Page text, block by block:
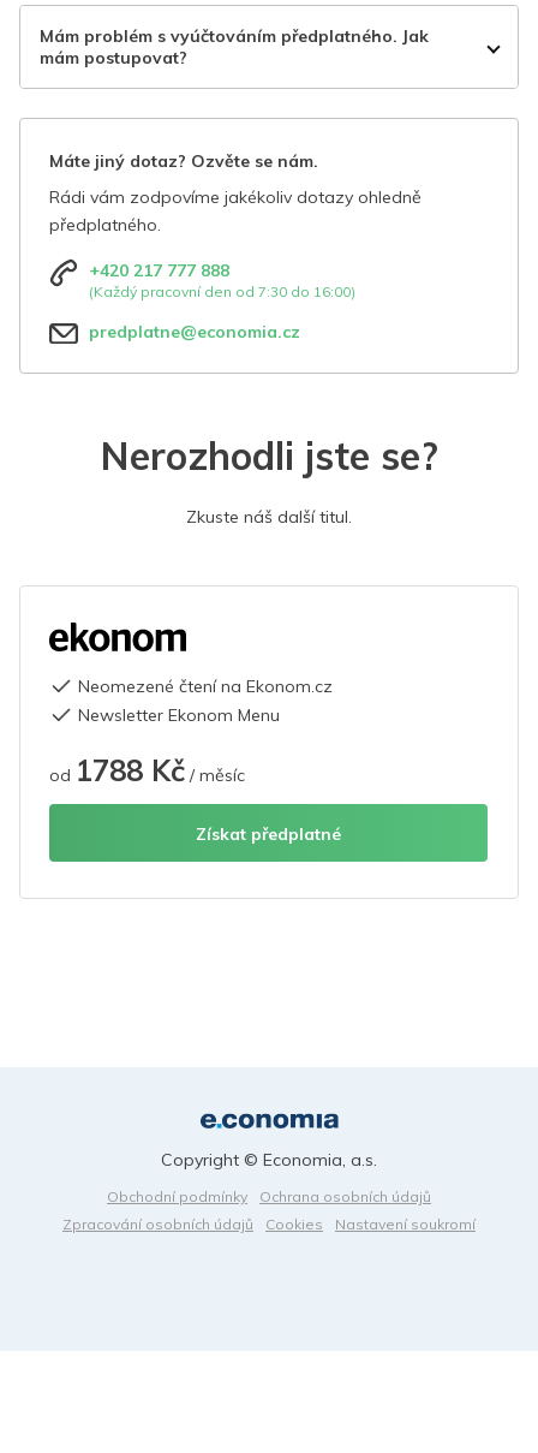
Mám problém s vyúčtováním předplatného. Jak
mám postupovat?
Máte jiný dotaz? Ozvěte se nám.
Rádi vám zodpovíme jakékoliv dotazy ohledně
předplatného.
+420 217 777 888
(Každý pracovní den od 7:30 do 16:00)
predplatne@economia.cz
Nerozhodli jste se?
Zkuste náš další titul.
Neomezené čtení na Ekonom.cz
Newsletter Ekonom Menu
od 1788 Kč / měsíc
Získat předplatné
Obchodní podmínky
Ochrana osobních údajů
Zpracování osobních údajů
Cookies Nastavení soukromí
Copyright © Economia, a.s.